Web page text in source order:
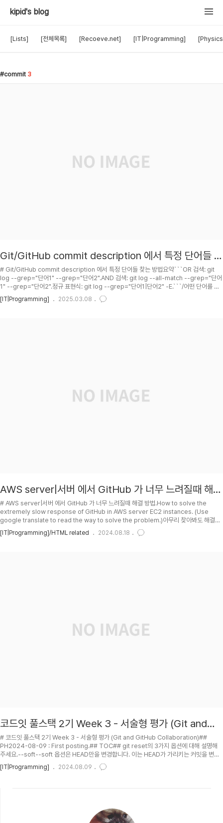
kipid's blog
[Lists] [전체목록] [Recoeve.net] [IT|Programming]
commit 3
Git/GitHub commit description 에서 특정 단어들 찾
는 방법
# Git/GitHub commit description 에서 특정 단어들 찾는 방법요약```OR 검색: git
log --grep="단어1" --grep="단어2".AND 검색: git log --all-match --grep="단어
1" --grep="단어2".정규 표현식: git log --grep="단어1|단어2" -E.```/어떤 단어를 검
색하고 싶은지, OR/AND 중 어떤 조건을 원하는지에 따라 골라 쓰면 됨.## PH2025-03-
08 : First posting.## TOR## 여러 --grep 옵션 사용```git log --grep="fix" --
[IT|Programming] 2025.03.08
AWS server|서버 에서 GitHub 가 너무 느려질때 해결
방법.
# AWS server|서버 에서 GitHub 가 너무 느려질때 해결 방법.How to solve the
extremely slow response of GitHub in AWS server EC2 instances. (Use
google translate to read the way to solve the problem.)아무리 찾아봐도 해결책
을 못찾겠었는데 , AWS 에서 outbound 설정을 좀 바꿔봤더니 해결되어서 해결법을 공유
함.## PH2023-09-21 : First posting.## TOC## Outbound보안상 AWS
[IT|Programming]/HTML related 2024.08.18
코드잇 풀스택 2기 Week 3 - 서술형 평가 (Git and
GitHub Collaboration)
# 코드잇 풀스택 2기 Week 3 - 서술형 평가 (Git and GitHub Collaboration)##
PH2024-08-09 : First posting.## TOC## git reset의 3가지 옵션에 대해 설명해
주세요.--soft--soft 옵션은 HEAD만을 변경합니다. 이는 HEAD가 가리키는 커밋을 변경
하지만, staging area와 working directory는 영향을 받지 않습니다. 커밋을 취소하고,
해당 파일들을 다시 커밋하기 전 상태(스테이징 상태)로 되돌리고 싶을 때 사용합니다. 이 옵
[IT|Programming] 2024.08.09